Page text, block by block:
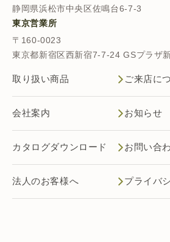
静岡県浜松市中央区佐鳴台6-7-3
東京営業所
〒160-0023
東京都新宿区西新宿7-7-24 GSプラザ
取り扱い商品 ご来店に
会社案内 お知らせ
カタログダウンロード お問い合
法人のお客様へ プライバ